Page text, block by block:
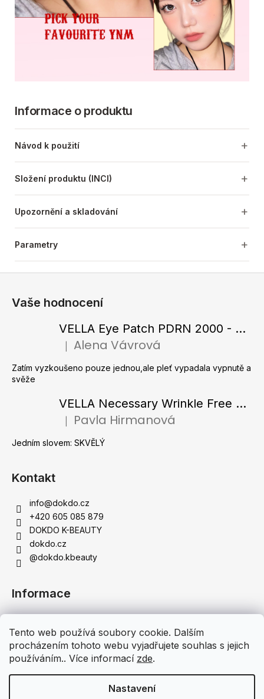
Tento web používá soubory cookie. Dalším
procházením tohoto webu vyjadřujete souhlas s jejich
používáním.. Více informací zde.
Nastavení
Informace o produktu
Návod k použití
Složení produktu (INCI)
Upozornění a skladování
Parametry
Vaše hodnocení
VELLA Eye Patch PDRN 2000 - Tající hydrogelové náplasti pod oči s PDRN 72 g / 60 ks
Hodnocení produktu je 5 z 5 hvězdiček.
Alena Vávrová
Zatím vyzkoušeno pouze jednou,ale pleť vypadala vypnutě a
svěže
VELLA Necessary Wrinkle Free Ampoule - Protivrásková ampule s kolagenovými vlákny a zlatým práškem 50 ml
Hodnocení produktu je 5 z 5 hvězdiček.
Pavla Hirmanová
Jedním slovem: SKVĚLÝ
Kontakt
info@dokdo.cz
+420 605 085 879
DOKDO K-BEAUTY
dokdo.cz
@dokdo.kbeauty
Informace
Podmínky ochrany osobních údajů
Doprava a platba
Moje objednávka